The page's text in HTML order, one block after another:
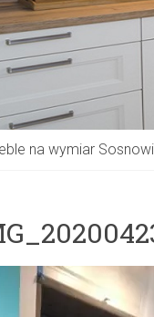
na wymiar